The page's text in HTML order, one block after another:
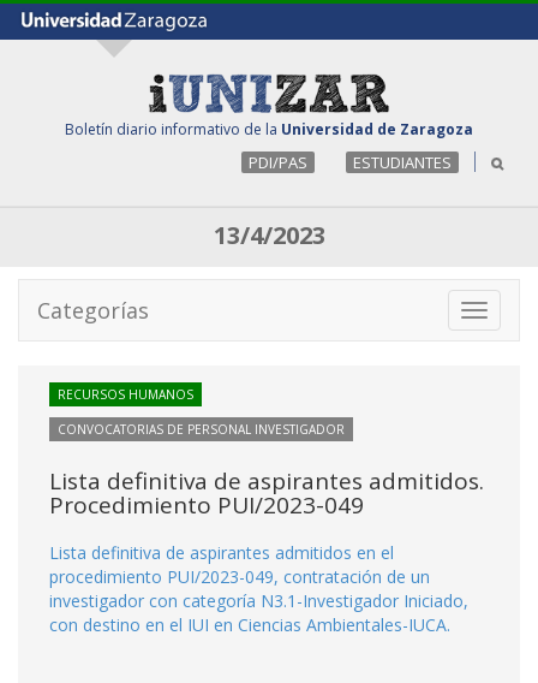
Boletín diario informativo de la Universidad de Zaragoza
PDI/PAS ESTUDIANTES
13/4/2023
Toggle
Categorías
RECURSOS HUMANOS
CONVOCATORIAS DE PERSONAL INVESTIGADOR
Lista definitiva de aspirantes admitidos.
Procedimiento PUI/2023-049
Lista definitiva de aspirantes admitidos en el
procedimiento PUI/2023-049, contratación de un
investigador con categoría N3.1-Investigador Iniciado,
con destino en el IUI en Ciencias Ambientales-IUCA.